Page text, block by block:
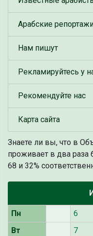
Арабские
Нам пишут
Рекламируйтесь у
Рекомендуйте нас
Карта сайта
Знаете ли вы, что в
проживает в два
68 и 32%
Пн 6
Вт
7